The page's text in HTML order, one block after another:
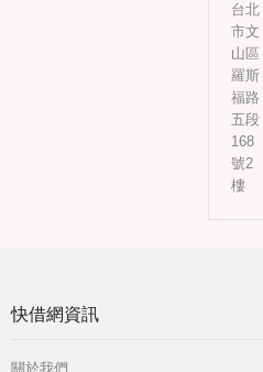
台北
市文
山區
羅斯
福路
五段
168
號2
樓
快借網資訊
關於我們